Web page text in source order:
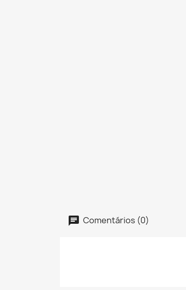
Comentários (0)